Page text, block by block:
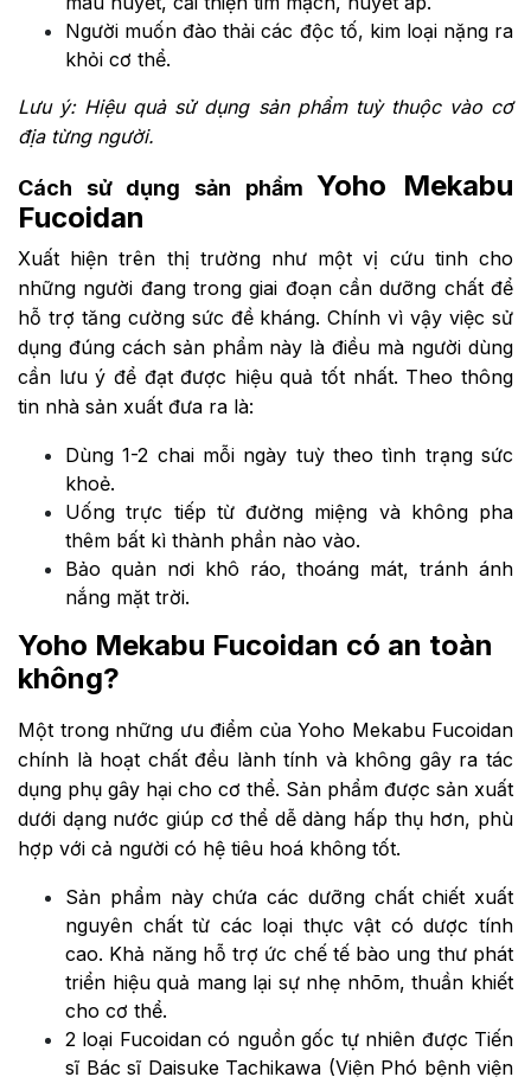
Người muốn đào thải các độc tố, kim loại nặng ra
khỏi cơ thể.
Lưu ý: Hiệu quả sử dụng sản phẩm tuỳ thuộc vào cơ
địa từng người.
Cách sử dụng sản phẩm Yoho Mekabu
Fucoidan
Xuất hiện trên thị trường như một vị cứu tinh cho
những người đang trong giai đoạn cần dưỡng chất để
hỗ trợ tăng cường sức đề kháng. Chính vì vậy việc sử
dụng đúng cách sản phẩm này là điều mà người dùng
cần lưu ý để đạt được hiệu quả tốt nhất. Theo thông
tin nhà sản xuất đưa ra là:
Dùng 1-2 chai mỗi ngày tuỳ theo tình trạng sức
khoẻ.
Uống trực tiếp từ đường miệng và không pha
thêm bất kì thành phần nào vào.
Bảo quản nơi khô ráo, thoáng mát, tránh ánh
nắng mặt trời.
Yoho Mekabu Fucoidan có an toàn
không?
Một trong những ưu điểm của Yoho Mekabu Fucoidan
chính là hoạt chất đều lành tính và không gây ra tác
dụng phụ gây hại cho cơ thể. Sản phẩm được sản xuất
dưới dạng nước giúp cơ thể dễ dàng hấp thụ hơn, phù
hợp với cả người có hệ tiêu hoá không tốt.
Sản phẩm này chứa các dưỡng chất chiết xuất
nguyên chất từ các loại thực vật có dược tính
cao. Khả năng hỗ trợ ức chế tế bào ung thư phát
triển hiệu quả mang lại sự nhẹ nhõm, thuần khiết
cho cơ thể.
2 loại Fucoidan có nguồn gốc tự nhiên được Tiến
sĩ Bác sĩ Daisuke Tachikawa (Viện Phó bệnh viện